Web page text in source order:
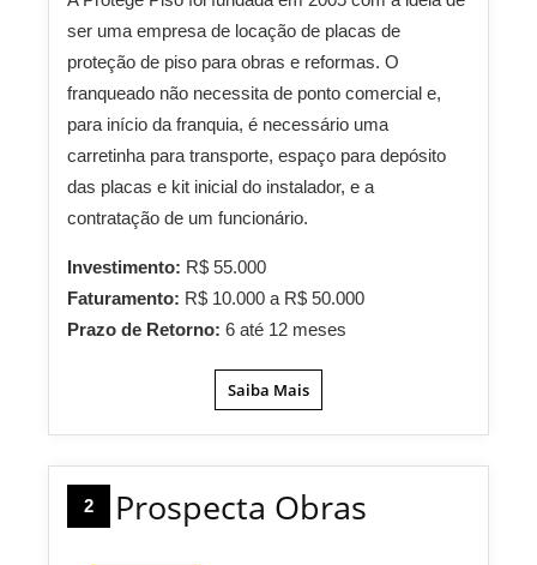
ser uma empresa de locação de placas de
proteção de piso para obras e reformas. O
franqueado não necessita de ponto comercial e,
para início da franquia, é necessário uma
carretinha para transporte, espaço para depósito
das placas e kit inicial do instalador, e a
contratação de um funcionário.
Investimento: R$ 55.000
Faturamento: R$ 10.000 a R$ 50.000
Prazo de Retorno: 6 até 12 meses
Saiba Mais
2 Prospecta Obras